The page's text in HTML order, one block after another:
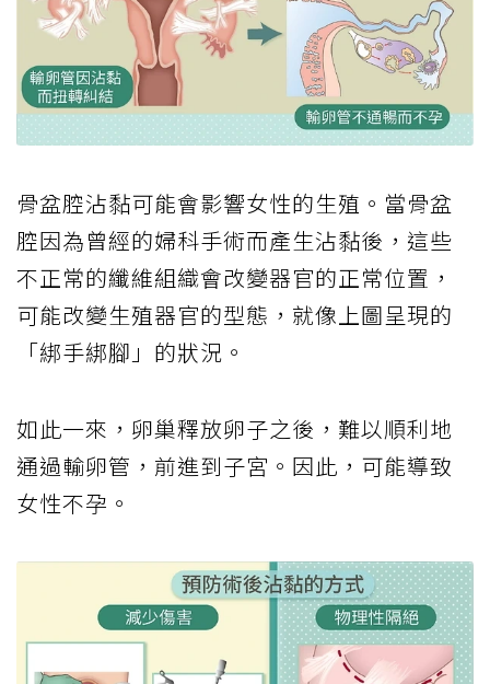
骨盆腔沾黏可能會影響女性的生殖。當骨盆
腔因為曾經的婦科手術而產生沾黏後，這些
不正常的纖維組織會改變器官的正常位置，
可能改變生殖器官的型態，就像上圖呈現的
「綁手綁腳」的狀況。
如此一來，卵巢釋放卵子之後，難以順利地
通過輸卵管，前進到子宮。因此，可能導致
女性不孕。